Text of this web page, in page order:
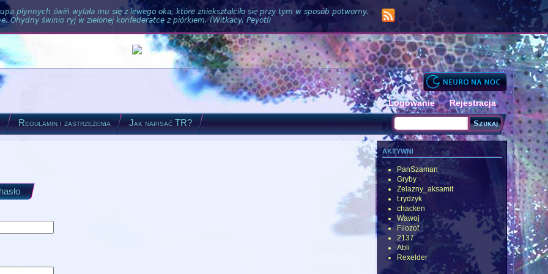
płynnych świń wylała mu się z lewego oka, które zniekształciło się przy tym w sposób potworny.
Ohydny świnio ryj w zielonej konfederatce z piórkiem. (Witkacy, Peyotl)
Logowanie Rejestracja
Regulamin i zastrzeżenia Jak napisać TR?
Formularz wyszukiwania
aktywni
PanSzaman
Gryby
Żelazny_aksamit
t.rydzyk
chacken
Wawoj
Filozof
2137
Abli
Rexelder